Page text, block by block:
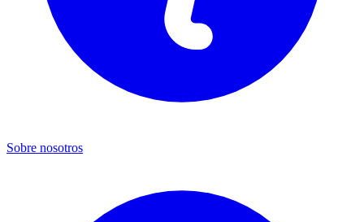
Sobre nosotros